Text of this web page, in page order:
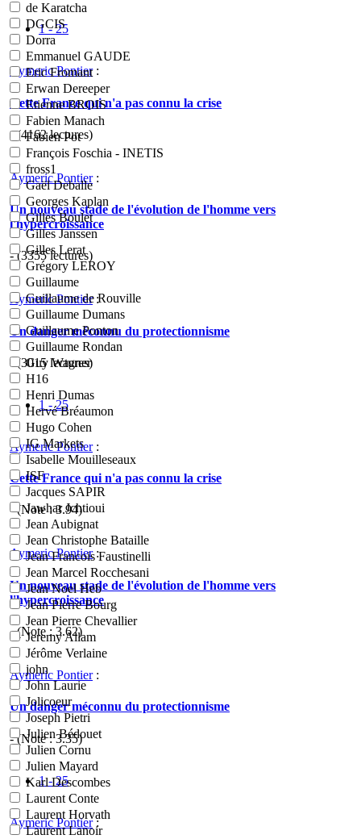
de Karatcha
DGCIS
Dorra
Emmanuel GAUDE
Eric Fromant
Erwan Dereeper
Etienne BROIS
Fabien Manach
Fabien Pot
François Foschia - INETIS
fross1
Gaël Deballe
Georges Kaplan
Gilles Boulet
Gilles Janssen
Gilles Lerat
Grégory LEROY
Guillaume
Guillaume de Rouville
Guillaume Dumans
Guillaume Ponton
Guillaume Rondan
Guy Wagner
H16
Henri Dumas
Hervé Bréaumon
Hugo Cohen
IG Markets
Isabelle Mouilleseaux
ISF
Jacques SAPIR
Jawhar Jchtioui
Jean Aubignat
Jean Christophe Bataille
Jean Francois Faustinelli
Jean Marcel Rocchesani
Jean Noel Heb
Jean Pierre Bourg
Jean Pierre Chevallier
Jeremy Allam
Jérôme Verlaine
john
John Laurie
Jolicoeur
Joseph Pietri
Julien Bédouet
Julien Cornu
Julien Mayard
Karl Descombes
Laurent Conte
Laurent Horvath
Laurent Lanoir
1 - 25
Aymeric Pontier:
Cette France qui n'a pas connu la crise
- (4162 lectures)
Aymeric Pontier:
Un nouveau stade de l'évolution de l'homme vers
l'hypercroissance
- (3355 lectures)
Aymeric Pontier:
Un danger méconnu du protectionnisme
- (3015 lectures)
1 - 25
Aymeric Pontier:
Cette France qui n'a pas connu la crise
- (Note :3.94)
Aymeric Pontier:
Un nouveau stade de l'évolution de l'homme vers
l'hypercroissance
- (Note : 3.62)
Aymeric Pontier:
Un danger méconnu du protectionnisme
- (Note :3.35)
1 - 25
Aymeric Pontier: